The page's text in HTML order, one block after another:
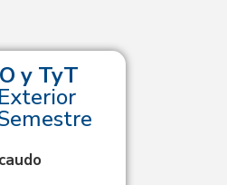
y TyT